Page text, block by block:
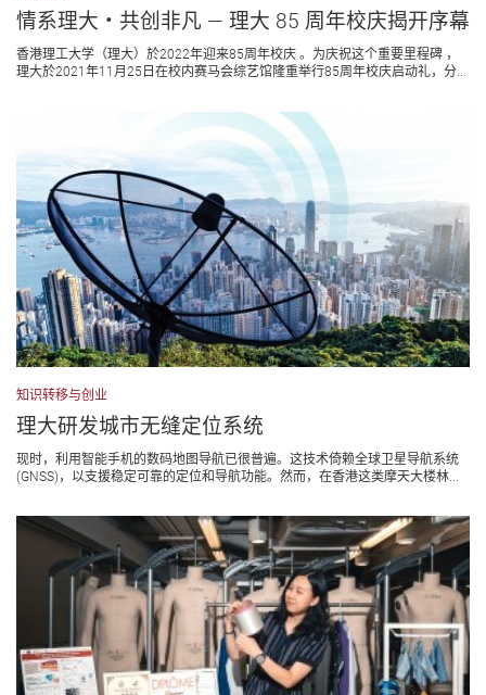
情系理大・共创非凡 — 理大 85 周年校庆揭开序幕
香港理工大学（理大）於2022年迎来85周年校庆 。为庆祝这个重要里程碑 ，
理大於2021年11月25日在校内赛马会综艺馆隆重举行85周年校庆启动礼，分...
知识转移与创业
理大研发城市无缝定位系统
现时，利用智能手机的数码地图导航已很普遍。这技术倚赖全球卫星导航系统
(GNSS)，以支援稳定可靠的定位和导航功能。然而，在香港这类摩天大楼林...